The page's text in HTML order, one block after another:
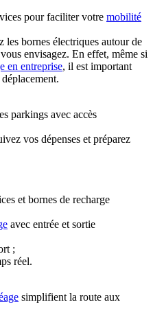
pour faciliter votre mobilité
les bornes électriques autour de
envisagez. En effet, même si
en entreprise, il est important
parkings avec accès
vos dépenses et préparez
et bornes de recharge
avec entrée et sortie
;
réel.
simplifient la route aux